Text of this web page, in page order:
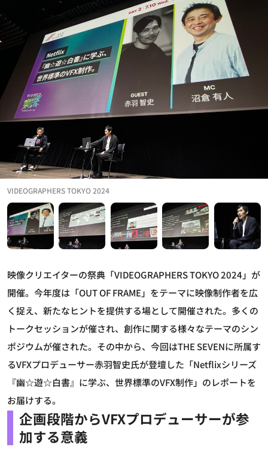
VIDEOGRAPHERS TOKYO 2024
映像クリエイターの祭典「VIDEOGRAPHERS TOKYO 2024」が
開催。今年度は「OUT OF FRAME」をテーマに映像制作者を広
く捉え、新たなヒントを提供する場として開催された。多くの
トークセッションが催され、創作に関する様々なテーマのシン
ポジウムが催された。その中から、今回はTHE SEVENに所属す
るVFXプロデューサー赤羽智史氏が登壇した「Netflixシリーズ
『幽☆遊☆白書』に学ぶ、世界標準のVFX制作」のレポートを
お届けする。
企画段階からVFXプロデューサーが参
加する意義